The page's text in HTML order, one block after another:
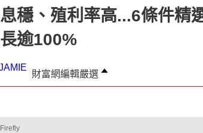
穩、殖利率高...6條件精
逾100%
財富網編輯嚴選